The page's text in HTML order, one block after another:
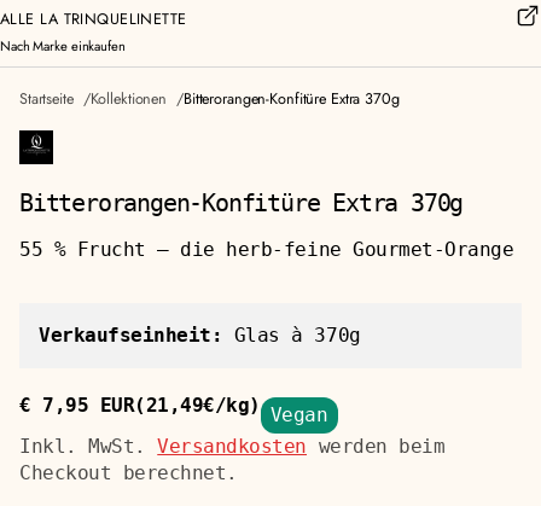
ALLE LA TRINQUELINETTE
Nach Marke einkaufen
Startseite Kollektionen Bitterorangen-Konfitüre Extra 370g
Bitterorangen-Konfitüre Extra 370g
55 % Frucht — die herb-feine Gourmet-Orange
Verkaufseinheit: Glas à 370g
Regulärer
Preis
€ 7,95 EUR
Stückpreis(21,49€/kg) Vegan
Inkl. MwSt.Versandkosten werden beim
Checkout berechnet.